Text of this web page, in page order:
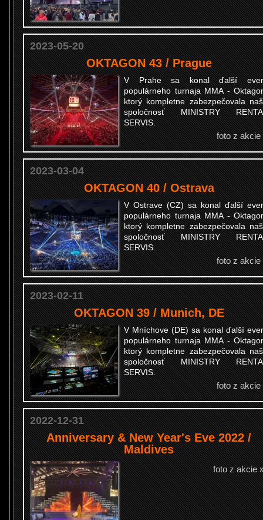
2023-05-20
OKTAGON 43 / Prague
V Prahe sa konal ďalší
populárneho turnaja MMA -
ktorý kompletne zabezpečovala
spoločnosť MINISTRY
SERVIS.
foto z akcie
2023-03-04
OKTAGON 40 / Ostrava
V Ostrave (CZ) sa konal ďalší
populárneho turnaja MMA -
ktorý kompletne zabezpečovala
spoločnosť MINISTRY
SERVIS.
foto z akcie
2023-02-11
OKTAGON 39 / Munich, DE
V Mníchove (DE) sa konal ďalší
populárneho turnaja MMA -
ktorý kompletne zabezpečovala
spoločnosť MINISTRY
SERVIS.
foto z akcie
2022-12-31
Anniversary & New Year's Eve 2022 /
Maldives
foto z akcie